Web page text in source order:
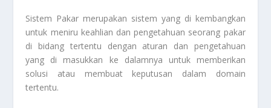
Sistem Pakar merupakan sistem yang di kembangkan
untuk meniru keahlian dan pengetahuan seorang pakar
di bidang tertentu dengan aturan dan pengetahuan
yang di masukkan ke dalamnya untuk memberikan
solusi atau membuat keputusan dalam domain
tertentu.